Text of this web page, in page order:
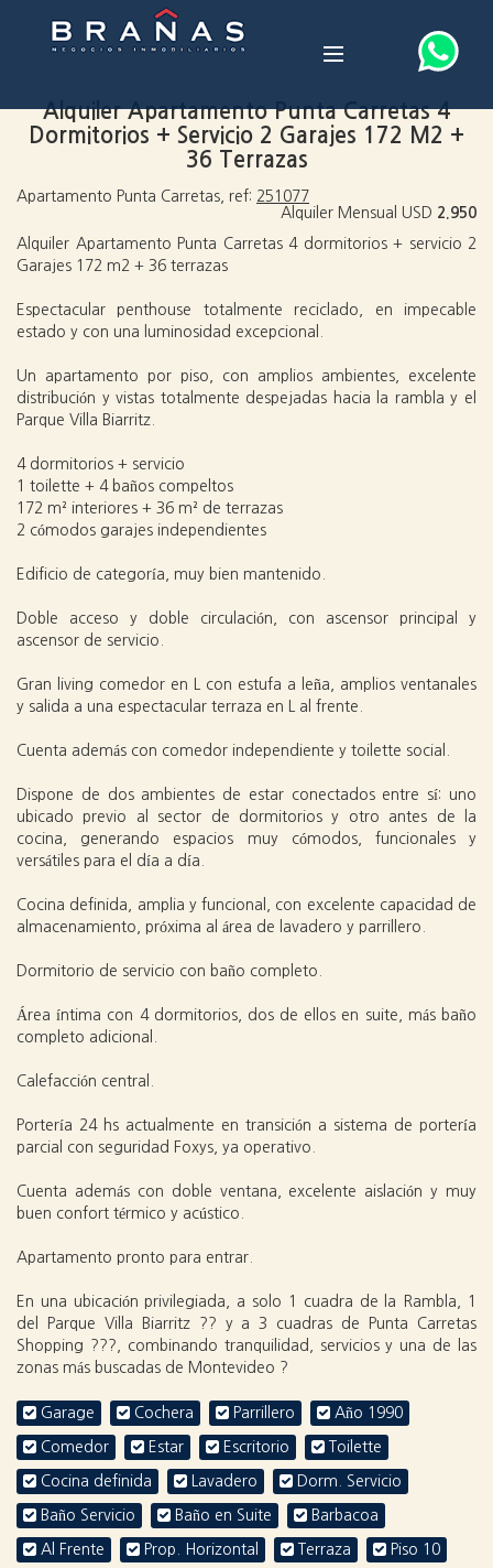
Alquiler Apartamento Punta Carretas 4
Dormitorios + Servicio 2 Garajes 172 M2 +
36 Terrazas
Apartamento Punta Carretas, ref: 251077
Alquiler Mensual USD 2.950
Alquiler Apartamento Punta Carretas 4 dormitorios + servicio 2
Garajes 172 m2 + 36 terrazas
Espectacular penthouse totalmente reciclado, en impecable
estado y con una luminosidad excepcional.
Un apartamento por piso, con amplios ambientes, excelente
distribución y vistas totalmente despejadas hacia la rambla y el
Parque Villa Biarritz.
4 dormitorios + servicio
1 toilette + 4 baños compeltos
172 m² interiores + 36 m² de terrazas
2 cómodos garajes independientes
Edificio de categoría, muy bien mantenido.
Doble acceso y doble circulación, con ascensor principal y
ascensor de servicio.
Gran living comedor en L con estufa a leña, amplios ventanales
y salida a una espectacular terraza en L al frente.
Cuenta además con comedor independiente y toilette social.
Dispone de dos ambientes de estar conectados entre sí: uno
ubicado previo al sector de dormitorios y otro antes de la
cocina, generando espacios muy cómodos, funcionales y
versátiles para el día a día.
Cocina definida, amplia y funcional, con excelente capacidad de
almacenamiento, próxima al área de lavadero y parrillero.
Dormitorio de servicio con baño completo.
Área íntima con 4 dormitorios, dos de ellos en suite, más baño
completo adicional.
Calefacción central.
Portería 24 hs actualmente en transición a sistema de portería
parcial con seguridad Foxys, ya operativo.
Cuenta además con doble ventana, excelente aislación y muy
buen confort térmico y acústico.
Apartamento pronto para entrar.
En una ubicación privilegiada, a solo 1 cuadra de la Rambla, 1
del Parque Villa Biarritz ?? y a 3 cuadras de Punta Carretas
Shopping ???, combinando tranquilidad, servicios y una de las
zonas más buscadas de Montevideo ?
Garage Cochera Parrillero Año 1990
Comedor Estar Escritorio Toilette
Cocina definida Lavadero Dorm. Servicio
Baño Servicio Baño en Suite Barbacoa
Al Frente Prop. Horizontal Terraza Piso 10